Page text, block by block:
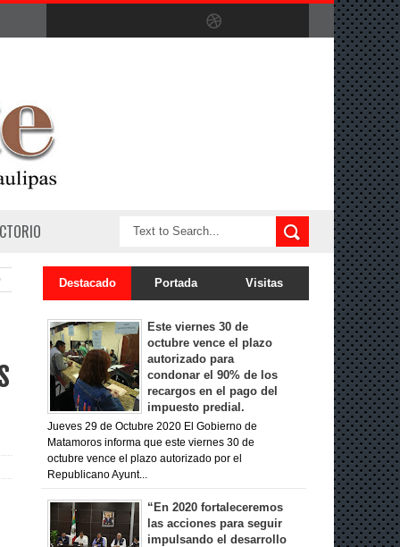
Destacado Portada Visitas
Este viernes 30 de
octubre vence el plazo
autorizado para
condonar el 90% de los
recargos en el pago del
impuesto predial.
Jueves 29 de Octubre 2020 El Gobierno de
Matamoros informa que este viernes 30 de
octubre vence el plazo autorizado por el
Republicano Ayunt...
“En 2020 fortaleceremos
las acciones para seguir
impulsando el desarrollo